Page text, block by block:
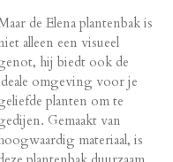
de Elena plantenbak is
alleen een visueel
hij biedt ook de
omgeving voor je
planten om te
Gemaakt van
materiaal, is